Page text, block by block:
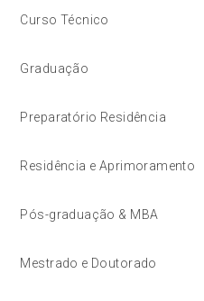
Curso Técnico
Graduação
Preparatório Residência
Residência e Aprimoramento
Pós-graduação & MBA
Mestrado e Doutorado